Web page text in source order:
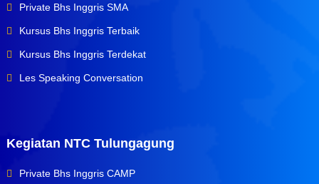
Private Bhs Inggris SMA
Kursus Bhs Inggris Terbaik
Kursus Bhs Inggris Terdekat
Les Speaking Conversation
Kegiatan NTC Tulungagung
Private Bhs Inggris CAMP